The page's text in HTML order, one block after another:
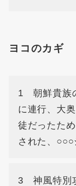
ヨコのカギ
1 朝鮮貴族
に連行、大
徒だったた
された、○○○
3 神風特別